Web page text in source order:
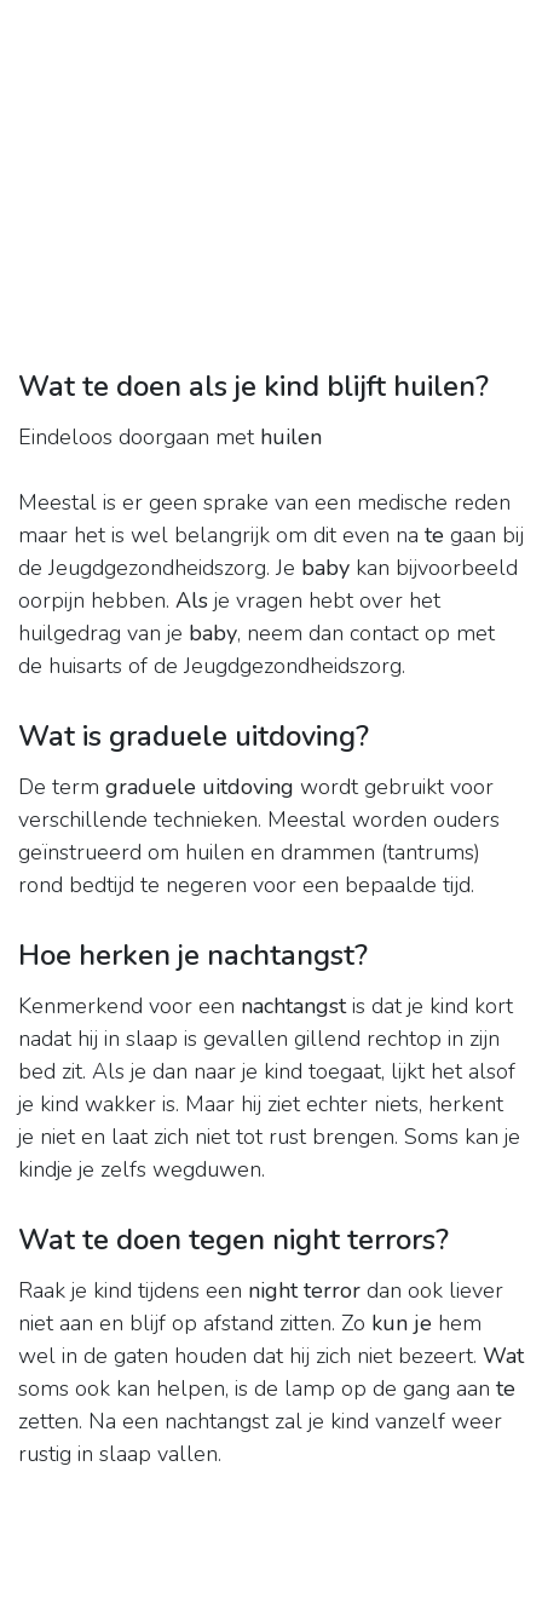
Wat te doen als je kind blijft huilen?
Eindeloos doorgaan met huilen
Meestal is er geen sprake van een medische reden
maar het is wel belangrijk om dit even na te gaan bij
de Jeugdgezondheidszorg. Je baby kan bijvoorbeeld
oorpijn hebben. Als je vragen hebt over het
huilgedrag van je baby, neem dan contact op met
de huisarts of de Jeugdgezondheidszorg.
Wat is graduele uitdoving?
De term graduele uitdoving wordt gebruikt voor
verschillende technieken. Meestal worden ouders
geïnstrueerd om huilen en drammen (tantrums)
rond bedtijd te negeren voor een bepaalde tijd.
Hoe herken je nachtangst?
Kenmerkend voor een nachtangstis dat je kind kort
nadat hij in slaap is gevallen gillend rechtop in zijn
bed zit. Als je dan naar je kind toegaat, lijkt het alsof
je kind wakker is. Maar hij ziet echter niets, herkent
je niet en laat zich niet tot rust brengen. Soms kan je
kindje je zelfs wegduwen.
Wat te doen tegen night terrors?
Raak je kind tijdens een night terror dan ook liever
niet aan en blijf op afstand zitten. Zo kun je hem
wel in de gaten houden dat hij zich niet bezeert. Wat
soms ook kan helpen, is de lamp op de gang aan te
zetten. Na een nachtangst zal je kind vanzelf weer
rustig in slaap vallen.